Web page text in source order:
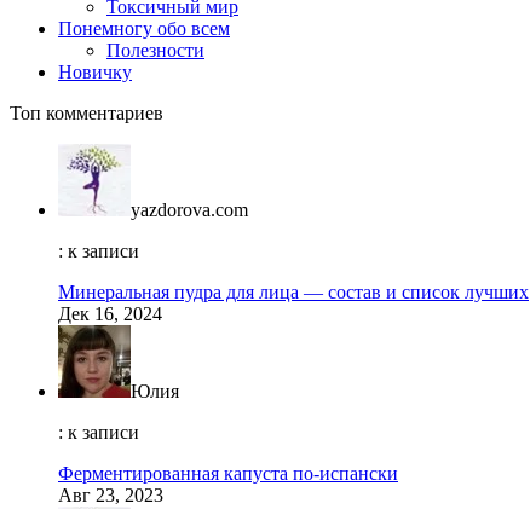
Токсичный мир
Понемногу обо всем
Полезности
Новичку
Топ комментариев
yazdorova.com
: к записи
Минеральная пудра для лица — состав и список лучших
Дек 16, 2024
Юлия
: к записи
Ферментированная капуста по-испански
Авг 23, 2023